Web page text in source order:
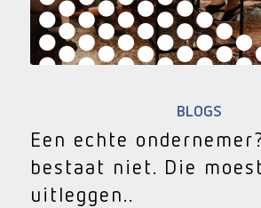
BLOGS
Een echte
bestaat niet. Die
uitleggen..